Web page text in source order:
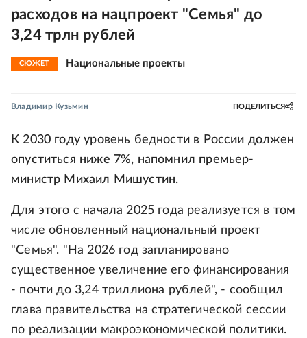
расходов на нацпроект "Семья" до
3,24 трлн рублей
СЮЖЕТ Национальные проекты
Владимир Кузьмин ПОДЕЛИТЬСЯ
К 2030 году уровень бедности в России должен
опуститься ниже 7%, напомнил премьер-
министр Михаил Мишустин.
Для этого с начала 2025 года реализуется в том
числе обновленный национальный проект
"Семья". "На 2026 год запланировано
существенное увеличение его финансирования
- почти до 3,24 триллиона рублей", - сообщил
глава правительства на стратегической сессии
по реализации макроэкономической политики.